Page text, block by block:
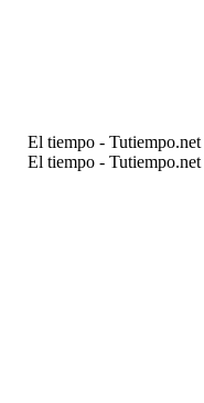
El tiempo - Tutiempo.net
El tiempo - Tutiempo.net